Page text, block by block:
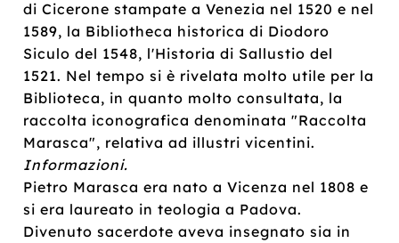
di Cicerone stampate a Venezia nel 1520 e nel
1589, la Bibliotheca historica di Diodoro
Siculo del 1548, l'Historia di Sallustio del
1521. Nel tempo si è rivelata molto utile per la
Biblioteca, in quanto molto consultata, la
raccolta iconografica denominata "Raccolta
Marasca", relativa ad illustri vicentini.
Informazioni.
Pietro Marasca era nato a Vicenza nel 1808 e
si era laureato in teologia a Padova.
Divenuto sacerdote aveva insegnato sia in